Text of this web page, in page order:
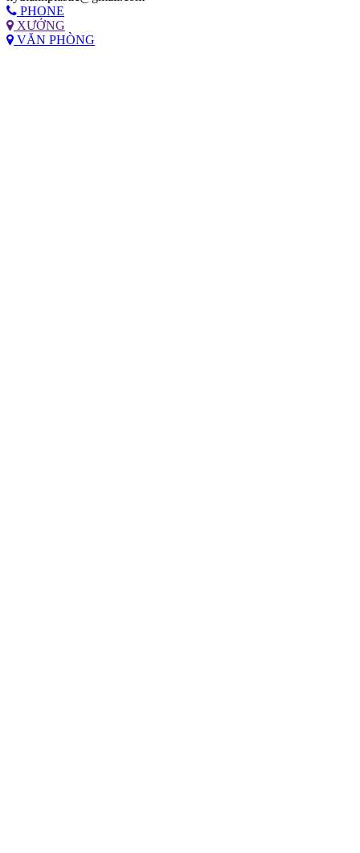
PHONE
XƯỞNG
VĂN PHÒNG